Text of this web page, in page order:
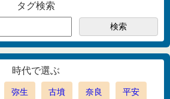
タグ検索
時代で選ぶ
弥生 古墳 奈良 平安